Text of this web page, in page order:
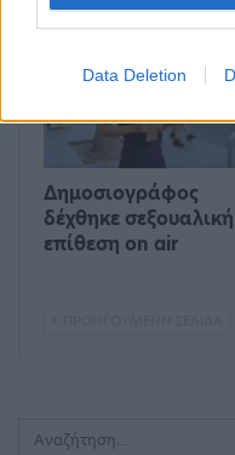
Data Deletion
ΔΙΕΘΝΉ
Δημοσιογράφος
δέχθηκε σεξουαλική
επίθεση on air